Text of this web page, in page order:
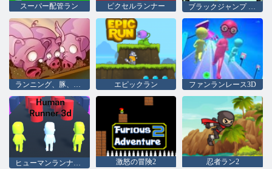
スーパー配管ラン ピクセルランナー ブラックジャンプ null
エピックラン ファンランレース3D
激怒の冒険2 忍者ラン2